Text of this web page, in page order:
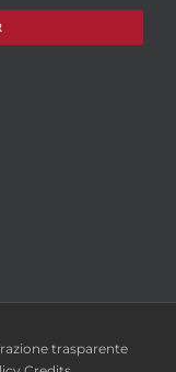
trasparente